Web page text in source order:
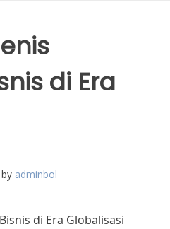
di Era
by adminbol
di Era Globalisasi